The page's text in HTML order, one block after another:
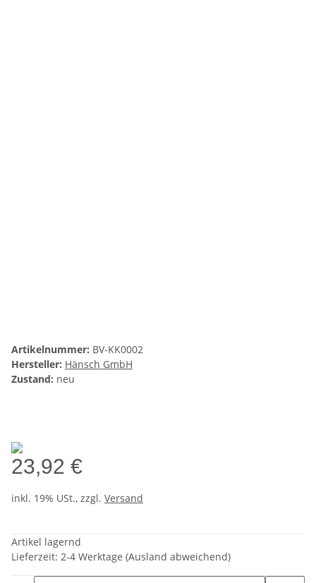
Artikelnummer: BV-KK0002
Hersteller: Hänsch GmbH
Zustand: neu
23,92 €
inkl. 19% USt., zzgl. Versand
Artikel lagernd
Lieferzeit: 2-4 Werktage (Ausland abweichend)